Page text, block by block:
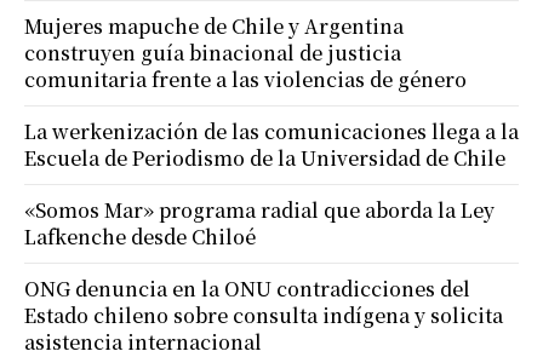
Mujeres mapuche de Chile y Argentina
construyen guía binacional de justicia
comunitaria frente a las violencias de género
La werkenización de las comunicaciones llega a la
Escuela de Periodismo de la Universidad de Chile
«Somos Mar» programa radial que aborda la Ley
Lafkenche desde Chiloé
ONG denuncia en la ONU contradicciones del
Estado chileno sobre consulta indígena y solicita
asistencia internacional